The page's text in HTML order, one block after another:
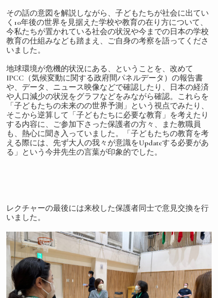
その話の意図を解説しながら、子どもたちが社会に出てい
く10年後の世界を見据えた学校や教育の在り方について、
今私たちが置かれている社会の状況や今までの日本の学校
教育の仕組みなども踏まえ、ご自身の考察を語ってくださ
いました。
地球環境が危機的状況にある、ということを、改めて
IPCC（気候変動に関する政府間パネルデータ）の報告書
や、データ、ニュース映像などで確認したり、日本の経済
や人口減少の状況をグラフなどをみながら確認。これらを
「子どもたちの未来のの世界予測」という視点でみたり、
そこから逆算して「子どもたちに必要な教育」を考えたり
する内容に、ご参加下さった保護者の方々、また教職員
も、熱心に聞き入っていました。「子どもたちの教育を考
える際には、先ず大人の我々が意識をUpdateする必要があ
る」という今井先生の言葉が印象的でした。
レクチャーの最後には来校した保護者同士で意見交換を行
いました。